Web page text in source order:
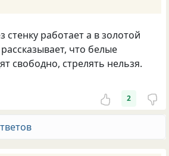
стенку работает а в золотой
что белые
свободно, стрелять нельзя.
2